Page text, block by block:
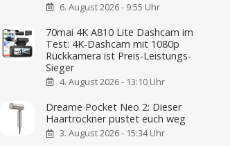
6. August 2026 - 9:55 Uhr
70mai 4K A810 Lite Dashcam im
Test: 4K-Dashcam mit 1080p
Rückkamera ist Preis-Leistungs-
Sieger
4. August 2026 - 13:10 Uhr
Dreame Pocket Neo 2: Dieser
Haartrockner pustet euch weg
3. August 2026 - 15:34 Uhr